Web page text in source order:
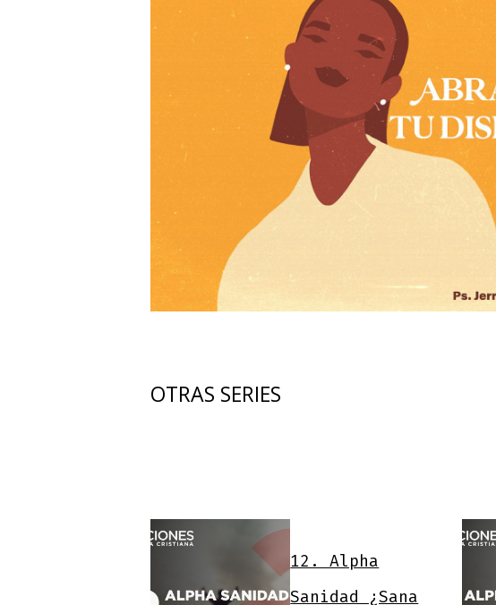
OTRAS SERIES
12. Alpha
Sanidad ¿Sana